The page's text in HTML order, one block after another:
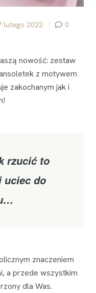
lutego 2022 0
nowość: zestaw
z motywem
zakochanym jak i
rzucić to
uciec do
znaczeniem
a przede wszystkim
dla Was.